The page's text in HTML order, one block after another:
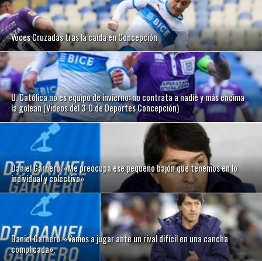
Voces Cruzadas tras la caída en Concepción
U. Católica no es equipo de invierno: no contrata a nadie y más encima
la golean (Videos del 3-0 de Deportes Concepción)
Daniel Garnero: «Me preocupa ese pequeño bajón que tenemos en lo
individual y colectivo»
Daniel Garnero: «Vamos a jugar ante un rival difícil en una cancha
complicada».